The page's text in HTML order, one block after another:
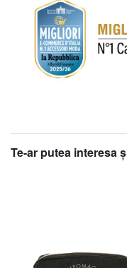
Te-ar putea interesa